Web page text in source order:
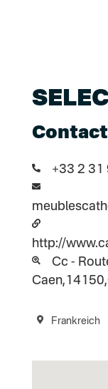
+33 2 31
http://
Cc -
Frankreich